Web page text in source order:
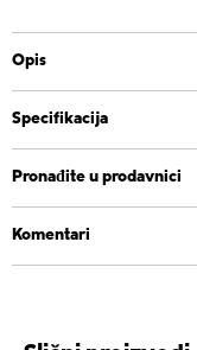
Opis
Specifikacija
Pronađite u prodavnici
Komentari